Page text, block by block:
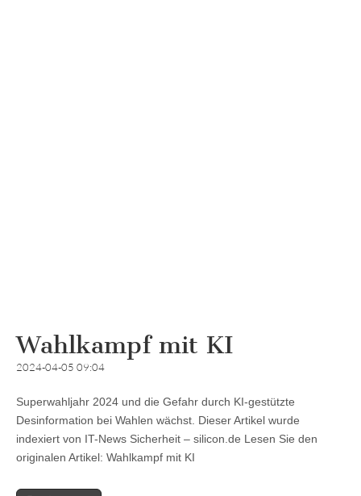
Wahlkampf mit KI
2024-04-05 09:04
Superwahljahr 2024 und die Gefahr durch KI-gestützte
Desinformation bei Wahlen wächst. Dieser Artikel wurde
indexiert von IT-News Sicherheit – silicon.de Lesen Sie den
originalen Artikel: Wahlkampf mit KI